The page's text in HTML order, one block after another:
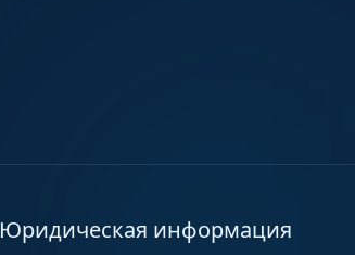
Юридическая информация